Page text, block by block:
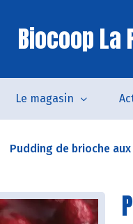
Biocoop La
Le magasin
Pudding de brioche